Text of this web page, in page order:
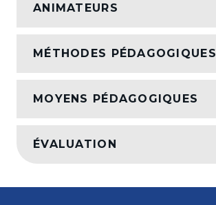
ANIMATEURS
MÉTHODES PÉDAGOGIQUES
MOYENS PÉDAGOGIQUES
ÉVALUATION